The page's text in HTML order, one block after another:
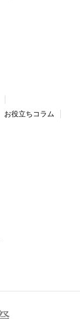
お役立ちコラム